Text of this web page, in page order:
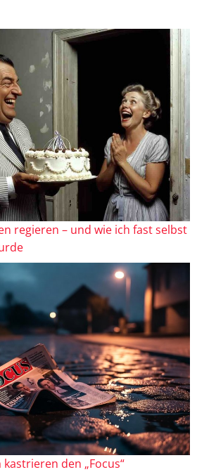
regieren – und wie ich fast selbst
den „Focus“